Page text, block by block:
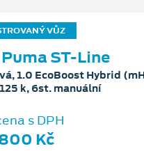
VŮZ
ST-Line
1.0 EcoBoost Hybrid
k, 6st. manuální
s DPH
Kč